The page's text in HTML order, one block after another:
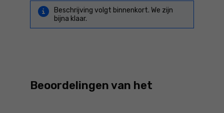
Beschrijving volgt binnenkort. We zijn
bijna klaar.
Beoordelingen van het